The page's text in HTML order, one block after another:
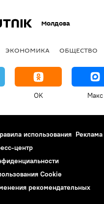
Молдова
ЭКОНОМИКА ОБЩЕСТВО
OK Макс
использования Реклама
центр
Cookie
рекомендательных